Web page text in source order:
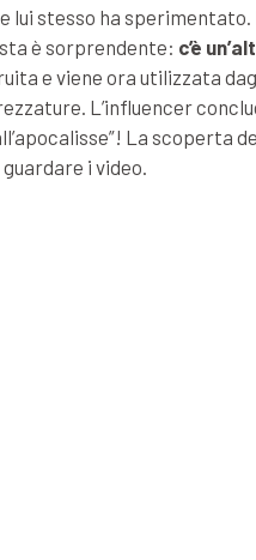
stesso ha sperimentato.
è sorprendente: c’è
e viene ora utilizzata
L’influencer
La scoperta
i video.